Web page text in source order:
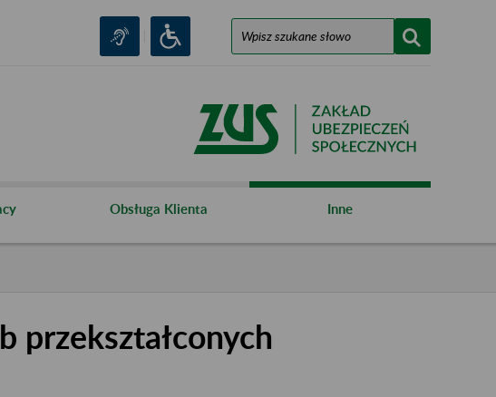
Obsługa Klienta Inne
przekształconych